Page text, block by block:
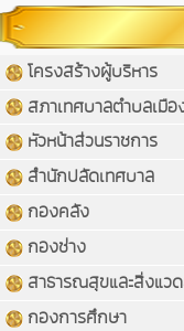
โครงสร้างผู้บริหาร
สภาเทศบาลตำบลเมือ
หัวหน้าส่วนราชการ
สำนักปลัดเทศบาล
กองคลัง
กองช่าง
สาธารณสุขและสิ่งแว
กองการศึกษา